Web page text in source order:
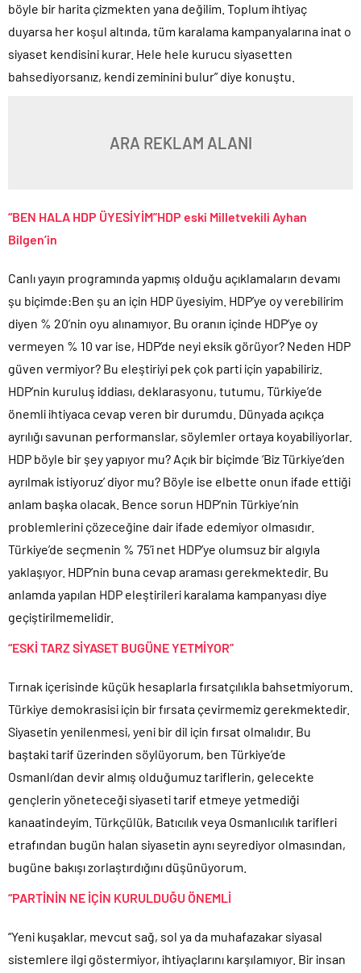
böyle bir harita çizmekten yana değilim. Toplum ihtiyaç
duyarsa her koşul altında, tüm karalama kampanyalarına inat o
siyaset kendisini kurar. Hele hele kurucu siyasetten
bahsediyorsanız, kendi zeminini bulur” diye konuştu.
ARA REKLAM ALANI
“BEN HALA HDP ÜYESİYİM”HDP eski Milletvekili Ayhan
Bilgen’in
Canlı yayın programında yapmış olduğu açıklamaların devamı
şu biçimde:Ben şu an için HDP üyesiyim. HDP’ye oy verebilirim
diyen % 20’nin oyu alınamıyor. Bu oranın içinde HDP’ye oy
vermeyen % 10 var ise, HDP’de neyi eksik görüyor? Neden HDP
güven vermiyor? Bu eleştiriyi pek çok parti için yapabiliriz.
HDP’nin kuruluş iddiası, deklarasyonu, tutumu, Türkiye’de
önemli ihtiyaca cevap veren bir durumdu. Dünyada açıkça
ayrılığı savunan performanslar, söylemler ortaya koyabiliyorlar.
HDP böyle bir şey yapıyor mu? Açık bir biçimde ‘Biz Türkiye’den
ayrılmak istiyoruz’ diyor mu? Böyle ise elbette onun ifade ettiği
anlam başka olacak. Bence sorun HDP’nin Türkiye’nin
problemlerini çözeceğine dair ifade edemiyor olmasıdır.
Türkiye’de seçmenin % 75’i net HDP’ye olumsuz bir algıyla
yaklaşıyor. HDP’nin buna cevap araması gerekmektedir. Bu
anlamda yapılan HDP eleştirileri karalama kampanyası diye
geçiştirilmemelidir.
“ESKİ TARZ SİYASET BUGÜNE YETMİYOR”
Tırnak içerisinde küçük hesaplarla fırsatçılıkla bahsetmiyorum.
Türkiye demokrasisi için bir fırsata çevirmemiz gerekmektedir.
Siyasetin yenilenmesi, yeni bir dil için fırsat olmalıdır. Bu
baştaki tarif üzerinden söylüyorum, ben Türkiye’de
Osmanlı’dan devir almış olduğumuz tariflerin, gelecekte
gençlerin yöneteceği siyaseti tarif etmeye yetmediği
kanaatindeyim. Türkçülük, Batıcılık veya Osmanlıcılık tarifleri
etrafından bugün halan siyasetin aynı seyrediyor olmasından,
bugüne bakışı zorlaştırdığını düşünüyorum.
“PARTİNİN NE İÇİN KURULDUĞU ÖNEMLİ
“Yeni kuşaklar, mevcut sağ, sol ya da muhafazakar siyasal
sistemlere ilgi göstermiyor, ihtiyaçlarını karşılamıyor. Bir insan